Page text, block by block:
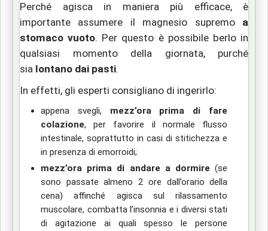
Perché agisca in maniera più efficace, è
importante assumere il magnesio supremo a
stomaco vuoto. Per questo è possibile berlo in
qualsiasi momento della giornata, purché
sia lontano dai pasti.
In effetti, gli esperti consigliano di ingerirlo:
appena svegli, mezz’ora prima di fare
colazione, per favorire il normale flusso
intestinale, soprattutto in casi di stitichezza e
in presenza di emorroidi;
mezz’ora prima di andare a dormire(se
sono passate almeno 2 ore dall’orario della
cena) affinché agisca sul rilassamento
muscolare, combatta l’insonnia e i diversi stati
di agitazione ai quali spesso le persone